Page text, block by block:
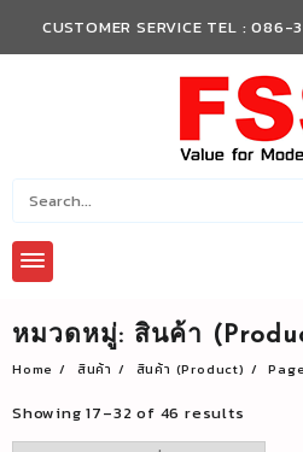
content
CUSTOMER SERVICE TEL :
หมวดหมู่: สินค้า
Home สินค้า สินค้า (Product)
Showing 17–32 of 46 results